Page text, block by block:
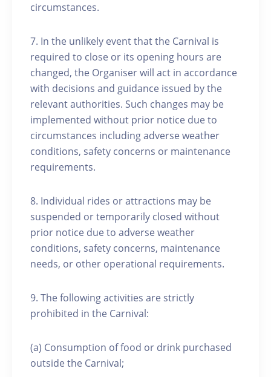
circumstances.
7. In the unlikely event that the Carnival is
required to close or its opening hours are
changed, the Organiser will act in accordance
with decisions and guidance issued by the
relevant authorities. Such changes may be
implemented without prior notice due to
circumstances including adverse weather
conditions, safety concerns or maintenance
requirements.
8. Individual rides or attractions may be
suspended or temporarily closed without
prior notice due to adverse weather
conditions, safety concerns, maintenance
needs, or other operational requirements.
9. The following activities are strictly
prohibited in the Carnival:
(a) Consumption of food or drink purchased
outside the Carnival;